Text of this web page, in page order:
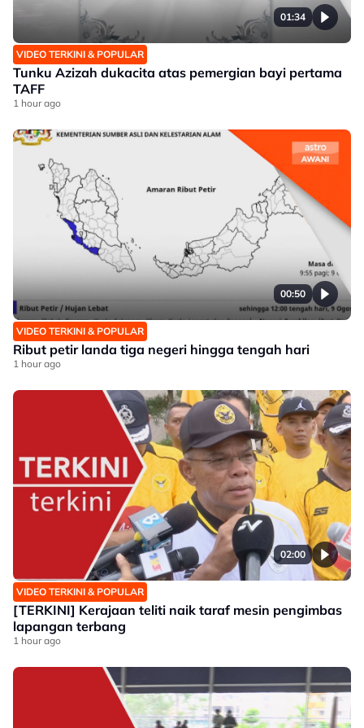
01:34
VIDEO TERKINI & POPULAR
Tunku Azizah dukacita atas pemergian bayi pertama
TAFF
1 hour ago
00:50
VIDEO TERKINI & POPULAR
Ribut petir landa tiga negeri hingga tengah hari
1 hour ago
02:00
VIDEO TERKINI & POPULAR
[TERKINI] Kerajaan teliti naik taraf mesin pengimbas
lapangan terbang
1 hour ago